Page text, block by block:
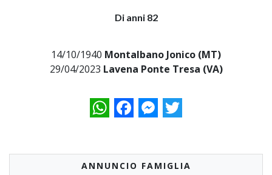
Di anni 82
14/10/1940 Montalbano Jonico (MT)
29/04/2023 Lavena Ponte Tresa (VA)
WhatsAppFacebookMessenger
Twitter
ANNUNCIO FAMIGLIA